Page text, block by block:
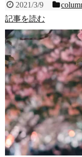
2021/3/9
記事を読む